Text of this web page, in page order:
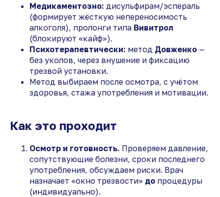
Медикаментозно: дисульфирам/эспераль
(формирует жёсткую непереносимость
алкоголя), пролонги типа Вивитрол
(блокируют «кайф»).
Психотерапевтически: метод Довженко —
без уколов, через внушение и фиксацию
трезвой установки.
Метод выбираем после осмотра, с учётом
здоровья, стажа употребления и мотивации.
Как это проходит
Осмотр и готовность. Проверяем давление,
сопутствующие болезни, сроки последнего
употребления, обсуждаем риски. Врач
назначает «окно трезвости» до процедуры
(индивидуально).